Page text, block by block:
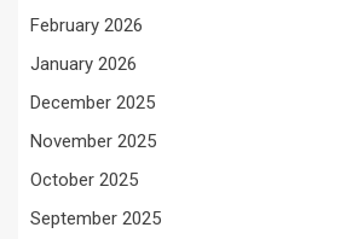
February 2026
January 2026
December 2025
November 2025
October 2025
September 2025